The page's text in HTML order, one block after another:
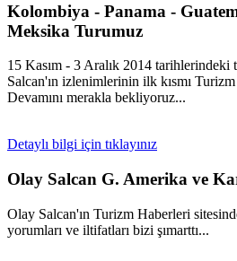
Kolombiya - Panama -
Meksika Turumuz
15 Kasım - 3 Aralık 2014 tarihlerindeki
Salcan'ın izlenimlerinin ilk kısmı
Devamını merakla bekliyoruz...
Detaylı bilgi için tıklayınız
Olay Salcan G. Amerika ve
Olay Salcan'ın Turizm Haberleri
yorumları ve iltifatları bizi şımarttı...